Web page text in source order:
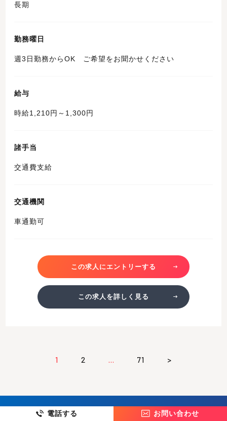
長期
勤務曜日
週3日勤務からOK ご希望をお聞かせください
給与
時給1,210円～1,300円
諸手当
交通費支給
交通機関
車通勤可
この求人にエントリーする
この求人を詳しく見る
1 2 … 71 >
電話する お問い合わせ